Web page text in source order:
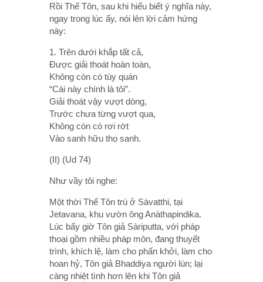
Rồi Thế Tôn, sau khi hiểu biết ý nghĩa này,
ngay trong lúc ấy, nói lên lời cảm hứng
này:
1. Trên dưới khắp tất cả,
Ðược giải thoát hoàn toàn,
Không còn có tùy quán
“Cái này chính là tôi”.
Giải thoát vậy vượt dòng,
Trước chưa từng vượt qua,
Không còn có rơi rớt
Vào sanh hữu thọ sanh.
(II) (Ud 74)
Như vầy tôi nghe:
Một thời Thế Tôn trú ở Sàvatthi, tại
Jetavana, khu vườn ông Anàthapindika.
Lúc bấy giờ Tôn giả Sàriputta, với pháp
thoại gồm nhiều pháp môn, đang thuyết
trình, khích lệ, làm cho phấn khởi, làm cho
hoan hỷ, Tôn giả Bhaddiya người lùn; lại
càng nhiệt tình hơn lên khi Tôn giả